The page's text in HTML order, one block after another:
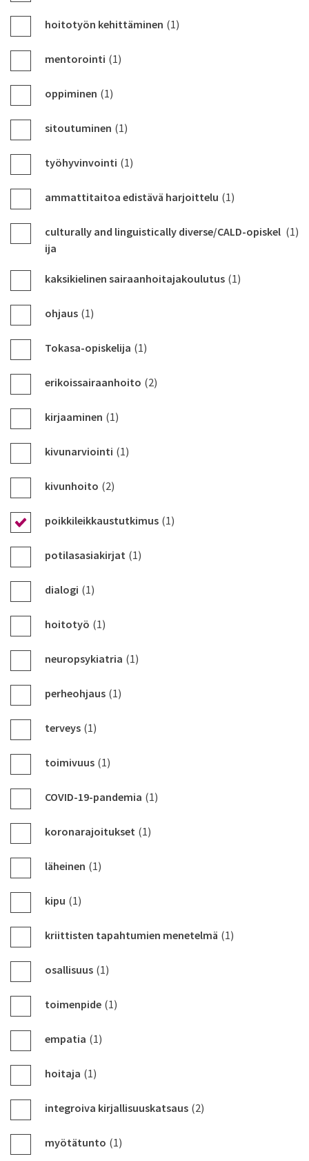
hoitotyön kehittäminen (1)
mentorointi (1)
oppiminen (1)
sitoutuminen (1)
työhyvinvointi (1)
ammattitaitoa edistävä harjoittelu (1)
culturally and linguistically diverse/CALD-opiskel
ija
(1)
kaksikielinen sairaanhoitajakoulutus (1)
ohjaus (1)
Tokasa-opiskelija (1)
erikoissairaanhoito (2)
kirjaaminen (1)
kivunarviointi (1)
kivunhoito (2)
poikkileikkaustutkimus (1)
potilasasiakirjat (1)
dialogi (1)
hoitotyö (1)
neuropsykiatria (1)
perheohjaus (1)
terveys (1)
toimivuus (1)
COVID-19-pandemia (1)
koronarajoitukset (1)
läheinen (1)
kipu (1)
kriittisten tapahtumien menetelmä (1)
osallisuus (1)
toimenpide (1)
empatia (1)
hoitaja (1)
integroiva kirjallisuuskatsaus (2)
myötätunto (1)